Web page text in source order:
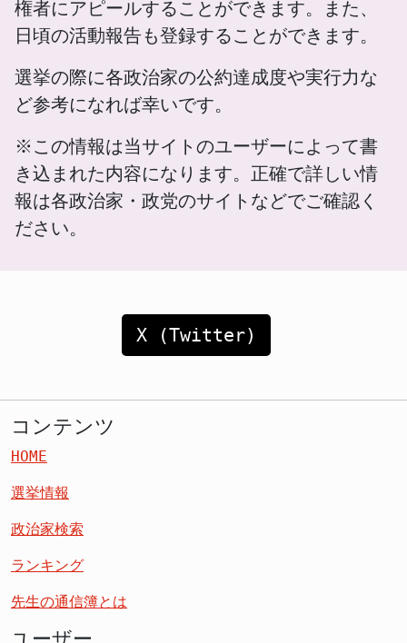
権者にアピールすることができます。また、
日頃の活動報告も登録することができます。
選挙の際に各政治家の公約達成度や実行力な
ど参考になれば幸いです。
※この情報は当サイトのユーザーによって書
き込まれた内容になります。正確で詳しい情
報は各政治家・政党のサイトなどでご確認く
ださい。
X (Twitter)
コンテンツ
HOME
選挙情報
政治家検索
ランキング
先生の通信簿とは